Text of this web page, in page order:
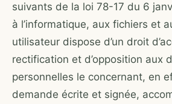
suivants de la loi 78-17 du 6
à l’informatique, aux fichiers et
utilisateur dispose d’un droit
rectification et d’opposition aux
personnelles le concernant, en
demande écrite et signée,